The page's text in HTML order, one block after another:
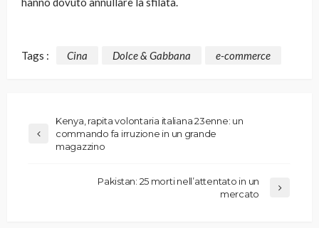
Tags : Cina Dolce & Gabbana e-commerce
Kenya, rapita volontaria italiana 23enne: un
commando fa irruzione in un grande
magazzino
Pakistan: 25 morti nell’attentato in un
mercato